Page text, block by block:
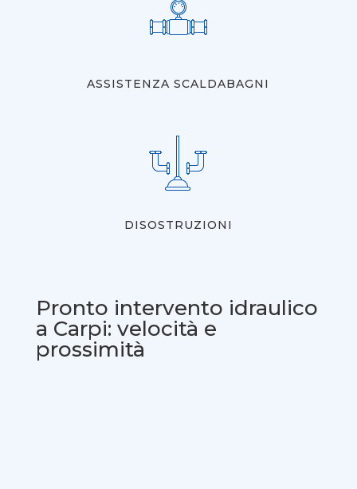
ASSISTENZA SCALDABAGNI
DISOSTRUZIONI
Pronto intervento idraulico
a Carpi: velocità e
prossimità